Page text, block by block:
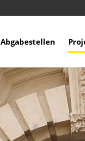
Abgabestellen